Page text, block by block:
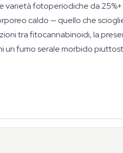
varietà fotoperiodiche da
caldo — quello che
tra fitocannabinoidi, la
un fumo serale morbido